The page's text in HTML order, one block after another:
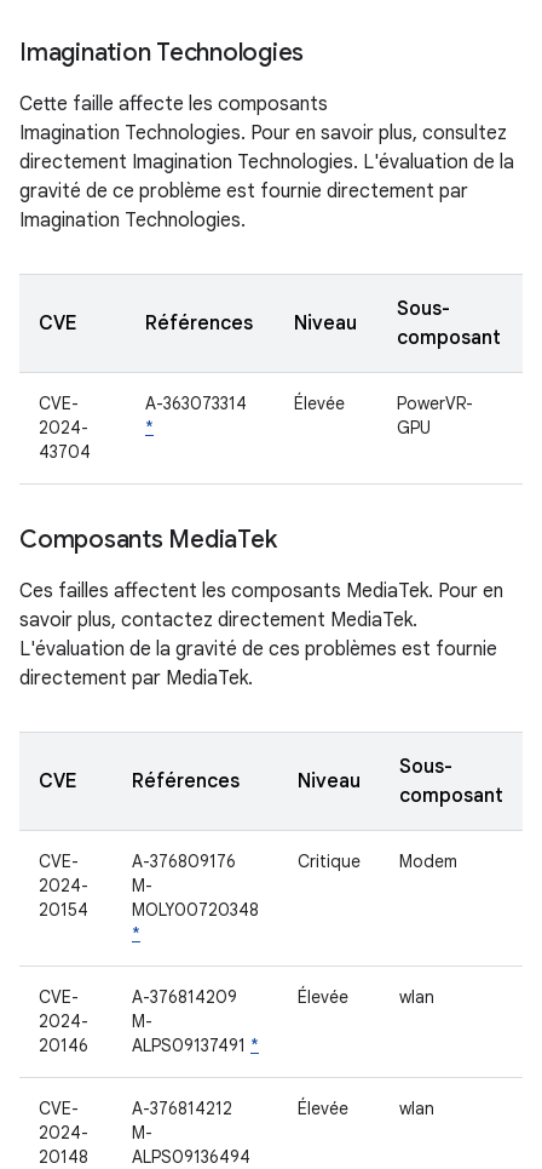
Imagination Technologies
Cette faille affecte les composants
Imagination Technologies. Pour en savoir plus, consultez
directement Imagination Technologies. L'évaluation de la
gravité de ce problème est fournie directement par
Imagination Technologies.
CVE Références Niveau
Sous-
composant
CVE-
2024-
43704
A-363073314
*
Élevée
PowerVR-
GPU
Composants MediaTek
Ces failles affectent les composants MediaTek. Pour en
savoir plus, contactez directement MediaTek.
L'évaluation de la gravité de ces problèmes est fournie
directement par MediaTek.
CVE Références Niveau
Sous-
composant
CVE-
2024-
20154
A-376809176
M-
MOLY00720348
*
Critique Modem
CVE-
2024-
20146
A-376814209
M-
ALPS09137491 *
Élevée wlan
CVE-
2024-
20148
A-376814212
M-
ALPS09136494
Élevée wlan